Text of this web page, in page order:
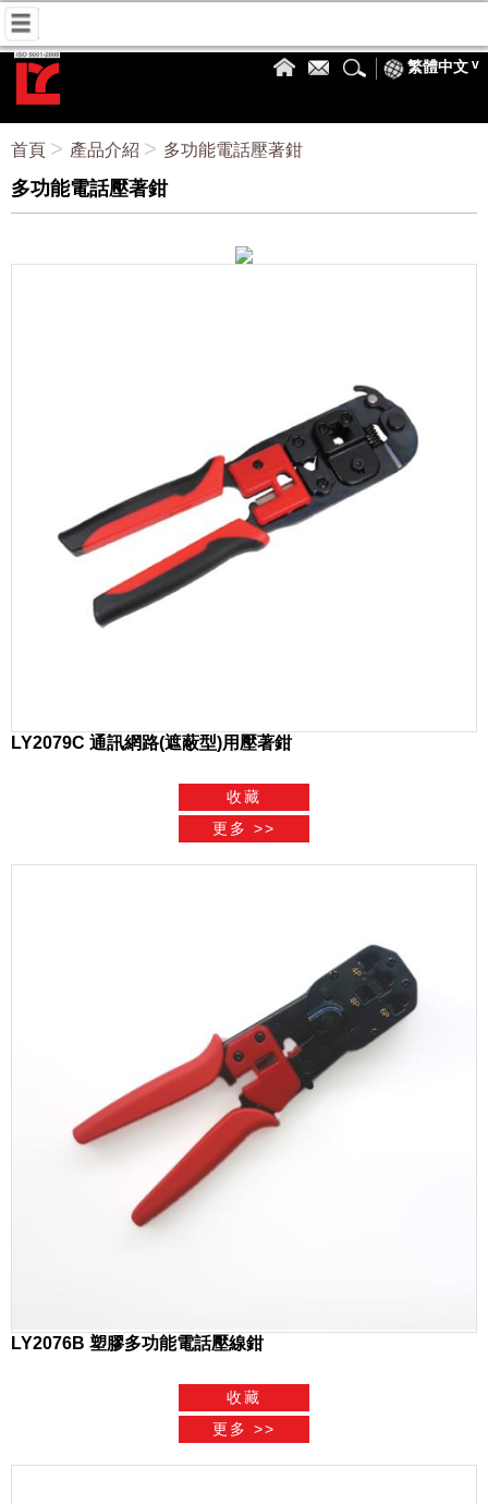
繁體中文
首頁 產品介紹 多功能電話壓著鉗
多功能電話壓著鉗
LY2079C 通訊網路(遮蔽型)用壓著鉗
LY2076B 塑膠多功能電話壓線鉗